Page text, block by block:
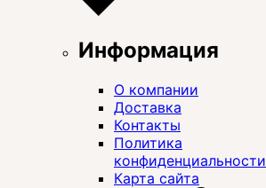
Информация
О компании
Доставка
Контакты
Политика
конфиденциальности
Карта сайта